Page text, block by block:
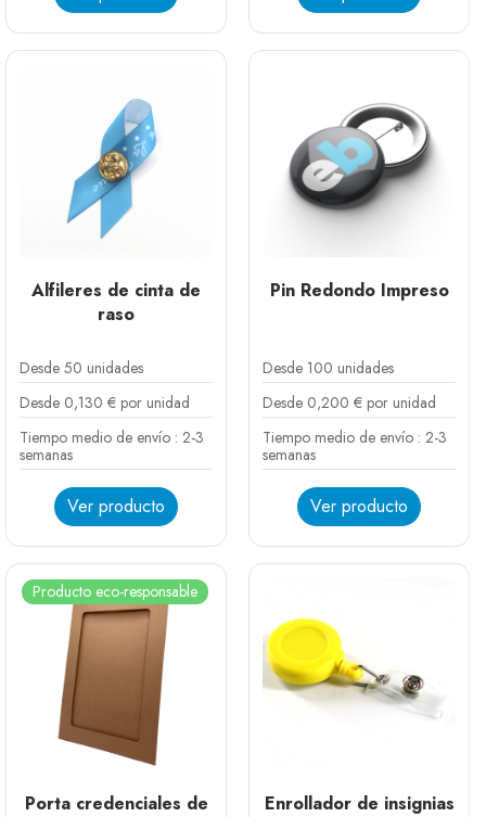
Alfileres de cinta de
raso
Desde 50 unidades
Desde 0,130 € por unidad
Tiempo medio de envío : 2-3
semanas
Ver producto
Pin Redondo Impreso
Desde 100 unidades
Desde 0,200 € por unidad
Tiempo medio de envío : 2-3
semanas
Ver producto
Producto eco-responsable
Porta credenciales de
Enrollador de insignias